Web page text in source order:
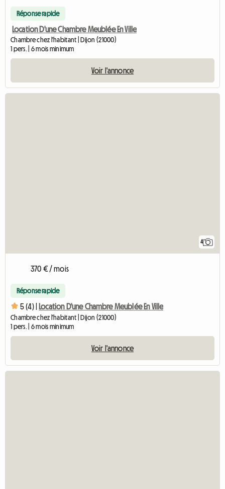
Réponse rapide
Location D'une Chambre Meublée En Ville
Chambre chez l'habitant | Dijon (21000)
1 pers. | 6 mois minimum
Voir l'annonce
4
370 € / mois
Réponse rapide
5 (4) | Location D'une Chambre Meublée En Ville
Chambre chez l'habitant | Dijon (21000)
1 pers. | 6 mois minimum
Voir l'annonce